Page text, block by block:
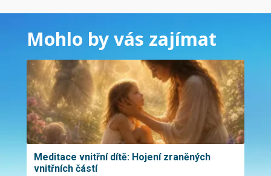
Mohlo by vás zajímat
Meditace vnitřní dítě: Hojení zraněných
vnitřních částí